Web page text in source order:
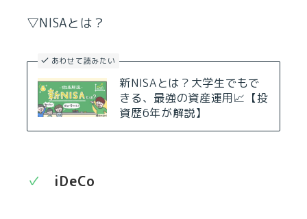
▽NISAとは？
あわせて読みたい
新NISAとは？大学生でもで
きる、最強の資産運用📈【投
資歴6年が解説】
iDeCo